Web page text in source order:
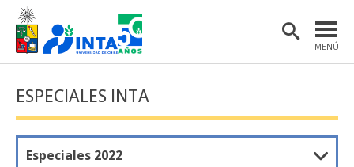
MENÚ
INSTITUTO
ESPECIALES INTA
Especiales 2022